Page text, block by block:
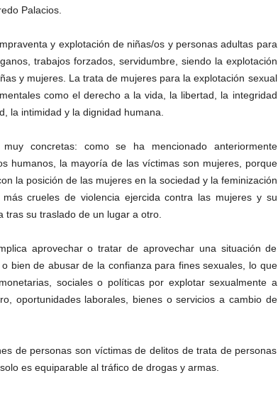
Palacios.
y explotación de niñas/os y personas adultas para
trabajos forzados, servidumbre, siendo la explotación
y mujeres. La trata de mujeres para la explotación sexual
como el derecho a la vida, la libertad, la integridad
la intimidad y la dignidad humana.
concretas: como se ha mencionado anteriormente
humanos, la mayoría de las víctimas son mujeres, porque
la posición de las mujeres en la sociedad y la feminización
crueles de violencia ejercida contra las mujeres y su
tras su traslado de un lugar a otro.
aprovechar o tratar de aprovechar una situación de
bien de abusar de la confianza para fines sexuales, lo que
sociales o políticas por explotar sexualmente a
oportunidades laborales, bienes o servicios a cambio de
de personas son víctimas de delitos de trata de personas
es equiparable al tráfico de drogas y armas.